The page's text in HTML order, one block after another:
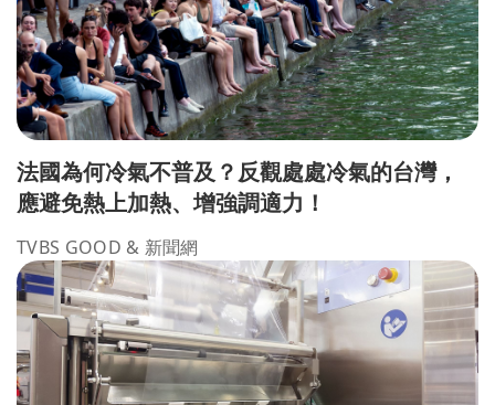
法國為何冷氣不普及？反觀處處冷氣的台灣，
應避免熱上加熱、增強調適力！
TVBS GOOD & 新聞網